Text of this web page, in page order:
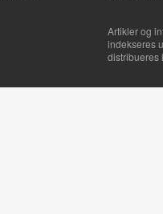
Artikler og
indekseres
distribueres